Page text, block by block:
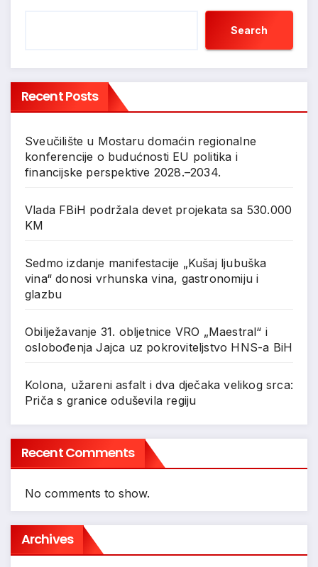
Search
Recent Posts
Sveučilište u Mostaru domaćin regionalne
konferencije o budućnosti EU politika i
financijske perspektive 2028.–2034.
Vlada FBiH podržala devet projekata sa 530.000
KM
Sedmo izdanje manifestacije „Kušaj ljubuška
vina“ donosi vrhunska vina, gastronomiju i
glazbu
Obilježavanje 31. obljetnice VRO „Maestral“ i
oslobođenja Jajca uz pokroviteljstvo HNS-a BiH
Kolona, užareni asfalt i dva dječaka velikog srca:
Priča s granice oduševila regiju
Recent Comments
No comments to show.
Archives